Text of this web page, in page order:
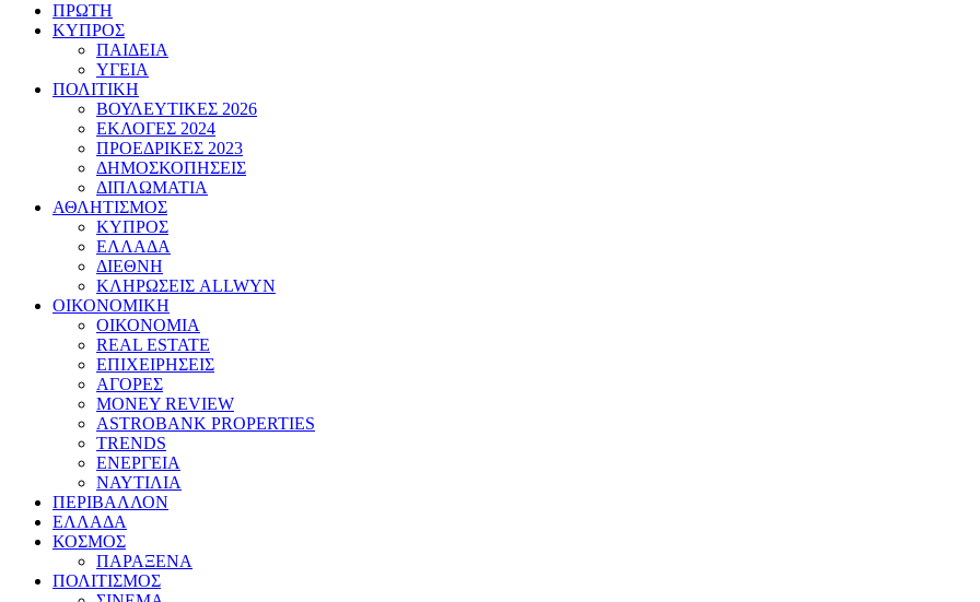
ΠΡΩΤΗ
ΚΥΠΡΟΣ
ΠΑΙΔΕΙΑ
ΥΓΕΙΑ
ΠΟΛΙΤΙΚΗ
ΒΟΥΛΕΥΤΙΚΕΣ 2026
ΕΚΛΟΓΕΣ 2024
ΠΡΟΕΔΡΙΚΕΣ 2023
ΔΗΜΟΣΚΟΠΗΣΕΙΣ
ΔΙΠΛΩΜΑΤΙΑ
ΑΘΛΗΤΙΣΜΟΣ
ΚΥΠΡΟΣ
ΕΛΛΑΔΑ
ΔΙΕΘΝΗ
ΚΛΗΡΩΣΕΙΣ ALLWYN
ΟΙΚΟΝΟΜΙΚΗ
ΟΙΚΟΝΟΜΙΑ
REAL ESTATE
ΕΠΙΧΕΙΡΗΣΕΙΣ
ΑΓΟΡΕΣ
MONEY REVIEW
ASTROBANK PROPERTIES
TRENDS
ΕΝΕΡΓΕΙΑ
ΝΑΥΤΙΛΙΑ
ΠΕΡΙΒΑΛΛΟΝ
ΕΛΛΑΔΑ
ΚΟΣΜΟΣ
ΠΑΡΑΞΕΝΑ
ΠΟΛΙΤΙΣΜΟΣ